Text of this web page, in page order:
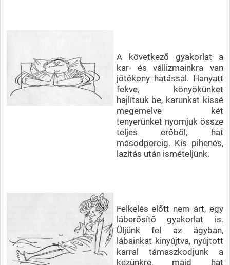
A következő gyakorlat a
kar- és vállizmainkra van
jótékony hatással. Hanyatt
fekve, könyökünket
hajlítsuk be, karunkat kissé
megemelve két
tenyerünket nyomjuk össze
teljes erőből, hat
másodpercig. Kis pihenés,
lazítás után ismételjünk.
Felkelés előtt nem árt, egy
láberősítő gyakorlat is.
Üljünk fel az ágyban,
lábainkat kinyújtva, nyújtott
karral támaszkodjunk a
kezünkre, majd hat